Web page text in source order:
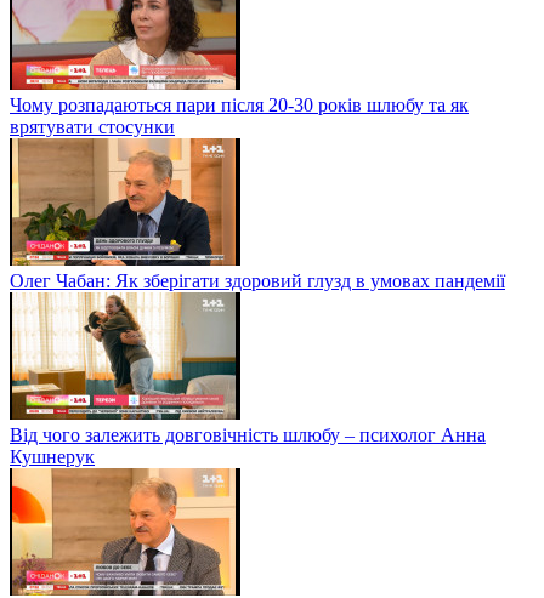
Чому розпадаються пари після 20-30 років шлюбу та як
врятувати стосунки
Олег Чабан: Як зберігати здоровий глузд в умовах пандемії
Від чого залежить довговічність шлюбу – психолог Анна
Кушнерук